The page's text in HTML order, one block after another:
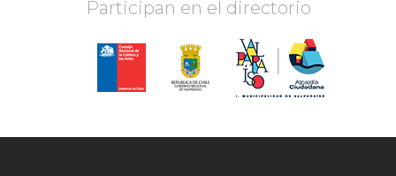
Participan en el directorio